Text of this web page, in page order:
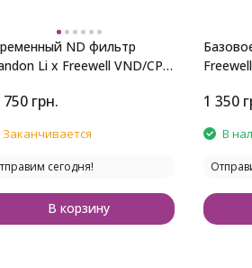
ND фильтр
Li x Freewell VND/CPL
750 грн.
Заканчивается
сегодня!
В корзину
1 350
В